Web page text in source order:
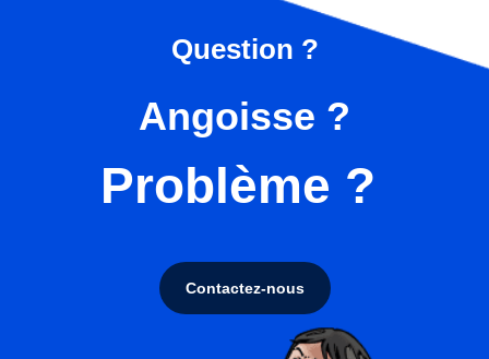
Question ?
Angoisse ?
Problème ?
Contactez-nous